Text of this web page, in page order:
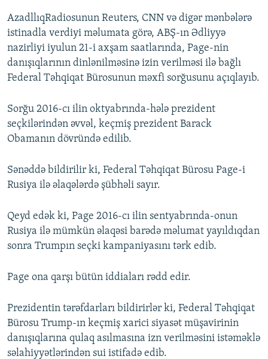
AzadllıqRadiosunun Reuters, CNN və digər mənbələrə
istinadla verdiyi məlumata görə, ABŞ-ın Ədliyyə
nazirliyi iyulun 21-i axşam saatlarında, Page-nin
danışıqlarının dinlənilməsinə izin verilməsi ilə bağlı
Federal Təhqiqat Bürosunun məxfi sorğusunu açıqlayıb.
Sorğu 2016-cı ilin oktyabrında-hələ prezident
seçkilərindən əvvəl, keçmiş prezident Barack
Obamanın dövründə edilib.
Sənəddə bildirilir ki, Federal Təhqiqat Bürosu Page-i
Rusiya ilə əlaqələrdə şübhəli sayır.
Qeyd edək ki, Page 2016-cı ilin sentyabrında-onun
Rusiya ilə mümkün əlaqəsi barədə məlumat yayıldıqdan
sonra Trumpın seçki kampaniyasını tərk edib.
Page ona qarşı bütün iddiaları rədd edir.
Prezidentin tərəfdarları bildirirlər ki, Federal Təhqiqat
Bürosu Trump-ın keçmiş xarici siyasət müşavirinin
danışıqlarına qulaq asılmasına izn verilməsini istəməklə
səlahiyyətlərindən sui istifadə edib.